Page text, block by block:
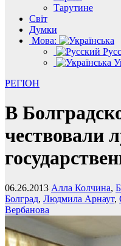
Тарутине
Світ
Думки
Мова:
РЕГІОН
В
чествовали
06.26.2013 Алла Колчина,
Болград, Людмила Арнаут,
Вербанова